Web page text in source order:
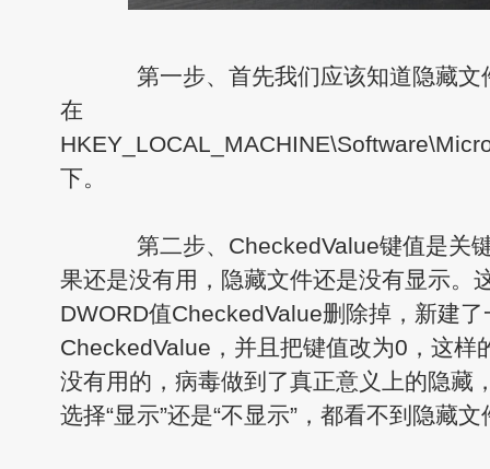
第一步、首先我们应该知道隐藏文
在
下。
第二步、CheckedValue键值是关
果还是没有用，隐藏文件还是没有显示。
DWORD值CheckedValue删除掉，新建
CheckedValue，并且把键值改为0，这样
没有用的，病毒做到了真正意义上的隐藏
选择“显示”还是“不显示”，都看不到隐藏文